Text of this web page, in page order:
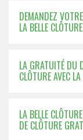
DEMANDEZ
LA BELLE
LA GRATUITÉ DU
CLÔTURE AVEC
LA BELLE
DE CLÔTURE